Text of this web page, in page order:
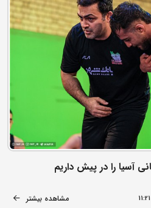
آسیا را در پیش داریم
11:21 مشاهده بیشتر